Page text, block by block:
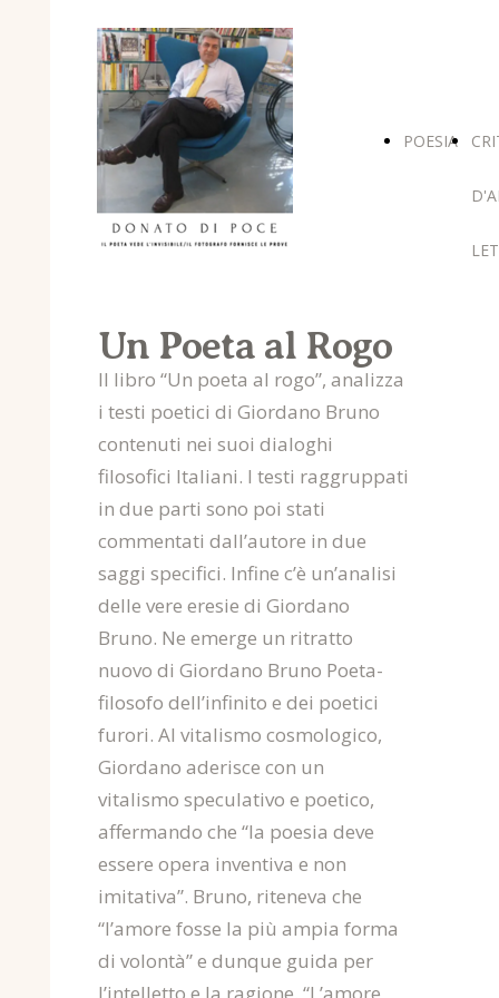
POESIA
Un Poeta al Rogo
Il libro “Un poeta al rogo”, analizza
i testi poetici di Giordano Bruno
contenuti nei suoi dialoghi
filosofici Italiani. I testi raggruppati
in due parti sono poi stati
commentati dall’autore in due
saggi specifici. Infine c’è un’analisi
delle vere eresie di Giordano
Bruno. Ne emerge un ritratto
nuovo di Giordano Bruno Poeta-
filosofo dell’infinito e dei poetici
furori. Al vitalismo cosmologico,
Giordano aderisce con un
vitalismo speculativo e poetico,
affermando che “la poesia deve
essere opera inventiva e non
imitativa”. Bruno, riteneva che
“l’amore fosse la più ampia forma
di volontà” e dunque guida per